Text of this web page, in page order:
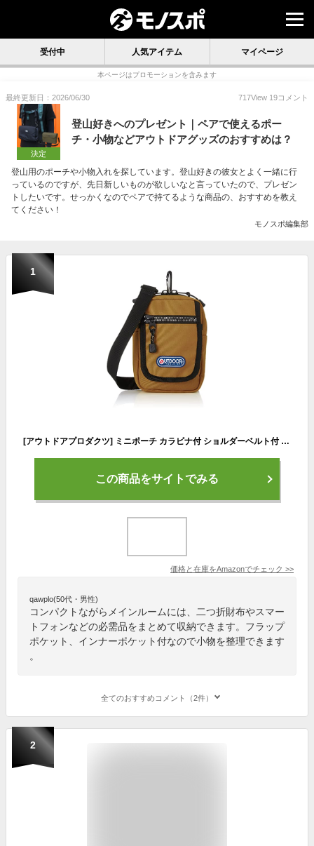
受付中 人気アイテム マイページ
本ページはプロモーションを含みます
最終更新日：2026/06/30 717View 19コメント
決定
登山好きへのプレゼント｜ペアで使えるポー
チ・小物などアウトドアグッズのおすすめは？
登山用のポーチや小物入れを探しています。登山好きの彼女とよく一緒に行
っているのですが、先日新しいものが欲しいなと言っていたので、プレゼン
トしたいです。せっかくなのでペアで持てるような商品の、おすすめを教え
てください！
モノスポ編集部
1
[アウトドアプロダクツ] ミニポーチ カラビナ付 ショルダーベルト付 スマートフォン収納 ルミナス メタル風ファスナー ブラウン
この商品をサイトでみる
価格と在庫をAmazonでチェック >>
qawplo(50代・男性)
コンパクトながらメインルームには、二つ折財布やスマー
トフォンなどの必需品をまとめて収納できます。フラップ
ポケット、インナーポケット付なので小物を整理できます
。
全てのおすすめコメント（2件）
2